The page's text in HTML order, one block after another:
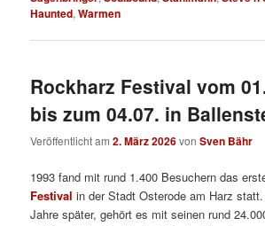
Haunted,Warmen
Rockharz Festival vom
bis zum 04.07. in
Veröffentlicht am2. März 2026vonSven Bähr
1993 fand mit rund 1.400 Besuchern das
Festival in der Stadt Osterode am Harz
Jahre später, gehört es mit seinen rund